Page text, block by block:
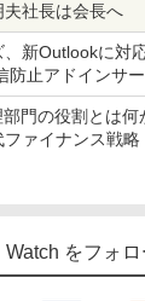
社長は会長へ
新Outlookに対
防止アドインサ
部門の役割とは
ァイナンス戦略
Watch をフォロ